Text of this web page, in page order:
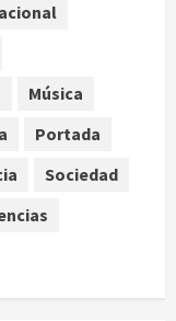
H en el
Música
Portada
Sociedad